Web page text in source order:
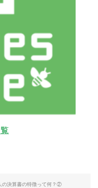
の決算書の特徴って何？②